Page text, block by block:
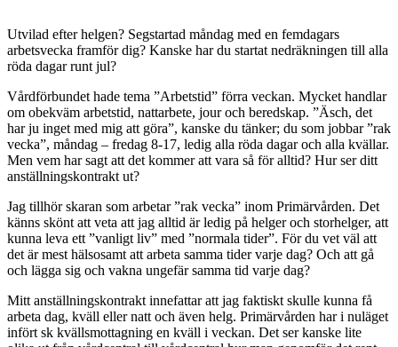
Utvilad efter helgen? Segstartad måndag med en femdagars
arbetsvecka framför dig? Kanske har du startat nedräkningen till alla
röda dagar runt jul?
Vårdförbundet hade tema ”Arbetstid” förra veckan. Mycket handlar
om obekväm arbetstid, nattarbete, jour och beredskap. ”Äsch, det
har ju inget med mig att göra”, kanske du tänker; du som jobbar ”rak
vecka”, måndag – fredag 8-17, ledig alla röda dagar och alla kvällar.
Men vem har sagt att det kommer att vara så för alltid? Hur ser ditt
anställningskontrakt ut?
Jag tillhör skaran som arbetar ”rak vecka” inom Primärvården. Det
känns skönt att veta att jag alltid är ledig på helger och storhelger, att
kunna leva ett ”vanligt liv” med ”normala tider”. För du vet väl att
det är mest hälsosamt att arbeta samma tider varje dag? Och att gå
och lägga sig och vakna ungefär samma tid varje dag?
Mitt anställningskontrakt innefattar att jag faktiskt skulle kunna få
arbeta dag, kväll eller natt och även helg. Primärvården har i nuläget
infört sk kvällsmottagning en kväll i veckan. Det ser kanske lite